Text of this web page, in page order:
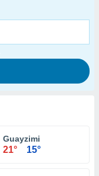
Guayzimi
21° 15°